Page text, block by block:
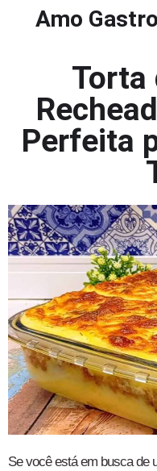
Amo
Torta
Perfeita
Se você está em busca de